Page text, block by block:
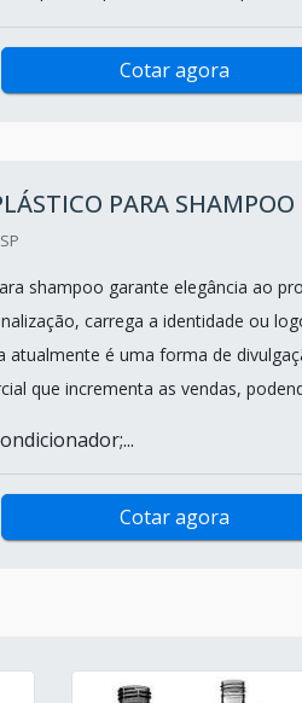
Cotar agora
PARA SHAMPOO
shampoo garante elegância ao
carrega a identidade ou
atualmente é uma forma de
que incrementa as vendas,
Cotar agora